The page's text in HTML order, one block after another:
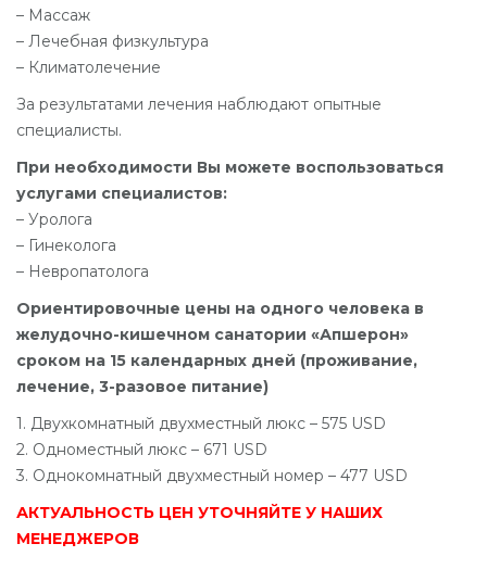
– Массаж
– Лечебная физкультура
– Климатолечение
За результатами лечения наблюдают опытные
специалисты.
При необходимости Вы можете воспользоваться
услугами специалистов:
– Уролога
– Гинеколога
– Невропатолога
Ориентировочные цены на одного человека в
желудочно-кишечном санатории «Апшерон»
сроком на 15 календарных дней (проживание,
лечение, 3-разовое питание)
1. Двухкомнатный двухместный люкс – 575 USD
2. Одноместный люкс – 671 USD
3. Однокомнатный двухместный номер – 477 USD
АКТУАЛЬНОСТЬ ЦЕН УТОЧНЯЙТЕ У НАШИХ
МЕНЕДЖЕРОВ